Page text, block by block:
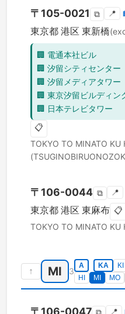
〒 105-0021 ⧉ 📍
東京都 港区 東新橋
🏢 電通本社ビル
🏢 汐留シティセンター
🏢 汐留メディアタワー
🏢 東京汐留ビルディン
🏢 日本テレビタワー
📋
TOKYO TO MINATO KU
(TSUGINOBIRUONOZOK
〒 106-0044 ⧉ 📍
東京都 港区 東麻布 📋
TOKYO TO MINATO KU
↑ MI 3
A KA KI
HI
MI MO
〒 106-0047 📍